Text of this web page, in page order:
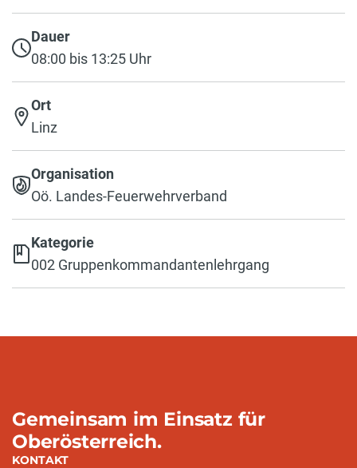
Dauer
08:00 bis 13:25 Uhr
Ort
Linz
Organisation
Oö. Landes-Feuerwehrverband
Kategorie
002 Gruppenkommandantenlehrgang
Gemeinsam im Einsatz für
Oberösterreich.
KONTAKT